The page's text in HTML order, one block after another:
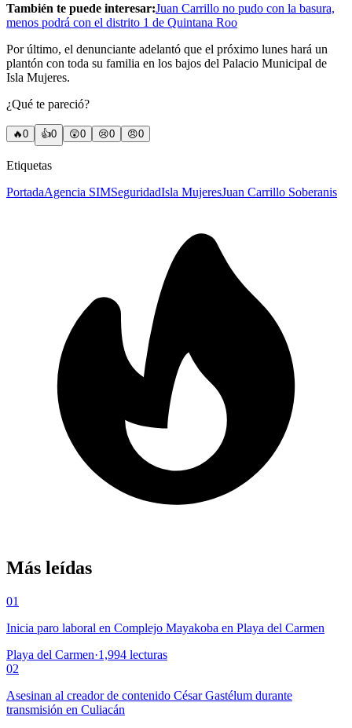
También te puede interesar:Juan Carrillo no pudo con la basura,
menos podrá con el distrito 1 de Quintana Roo
Por último, el denunciante adelantó que el próximo lunes hará un
plantón con toda su familia en los bajos del Palacio Municipal de
Isla Mujeres.
¿Qué te pareció?
🔥0 👍0 😲0 😢0 😠0
Etiquetas
PortadaAgencia SIMSeguridadIsla MujeresJuan Carrillo Soberanis
Más leídas
01
Inicia paro laboral en Complejo Mayakoba en Playa del Carmen
Playa del Carmen·1,994 lecturas
02
Asesinan al creador de contenido César Gastélum durante
transmisión en Culiacán